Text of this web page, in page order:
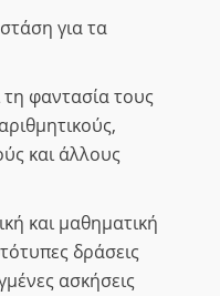
για τα
τη φαντασία τους
και άλλους
και μαθηματική
δράσεις
ασκήσεις